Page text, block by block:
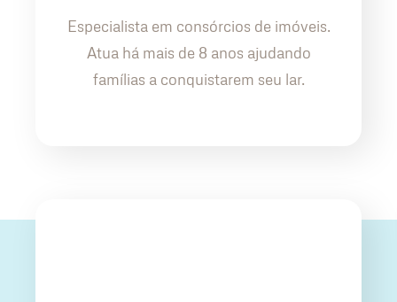
Especialista em consórcios de imóveis.
Atua há mais de 8 anos ajudando
famílias a conquistarem seu lar.